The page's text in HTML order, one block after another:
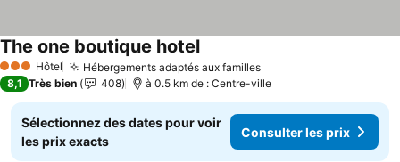
3 ÉtoilesHôtel Hébergements adaptés aux famillesConsulter les prix
The one boutique hotelConsulter les prix
8,1 Très bien 408 à 0.5 km de : Centre-ville
Sélectionnez des dates pour voir
les prix exacts
Consulter les prix